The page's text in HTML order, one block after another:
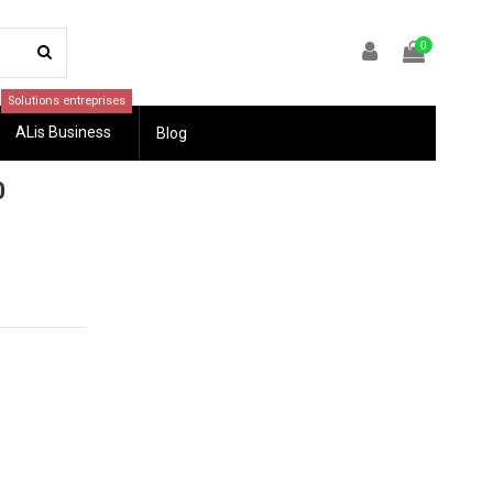
0
ALis Business
Solutions entreprises
Blog